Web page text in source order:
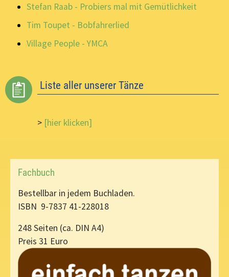
Stefan Raab - Probiers mal mit Gemütlichkeit
Tim Toupet - Bobfahrerlied
Village People - YMCA
Liste aller unserer Tänze
> [hier klicken]
Fachbuch
Bestellbar in jedem Buchladen.
ISBN 9-7837 41-228018
248 Seiten (ca. DIN A4)
Preis 31 Euro